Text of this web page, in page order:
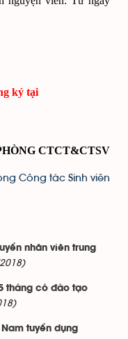
ký tại
CTCT&CTSV
Công tác Sinh viên
nhân viên trung
tháng có đào tạo
tuyển dụng